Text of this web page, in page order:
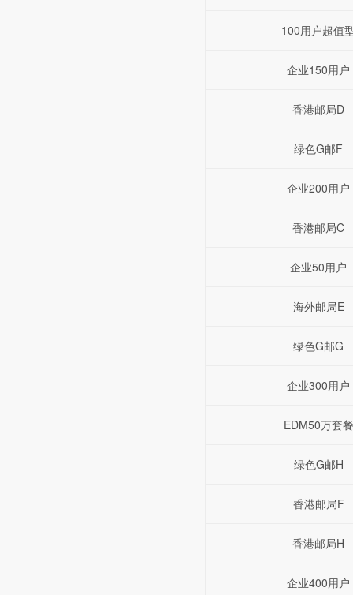
100用户超值
企业150用户
香港邮局D
绿色G邮F
企业200用户
香港邮局C
企业50用户
海外邮局E
绿色G邮G
企业300用户
EDM50万套餐
绿色G邮H
香港邮局F
香港邮局H
企业400用户